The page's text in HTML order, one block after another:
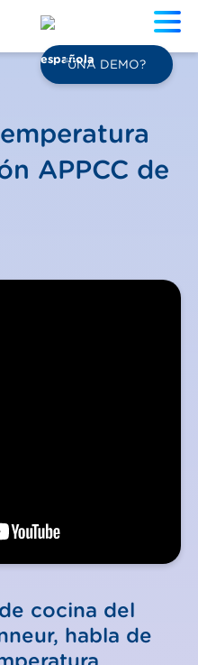
ES
UNA DEMO?
APPCC de
cocina del
habla de